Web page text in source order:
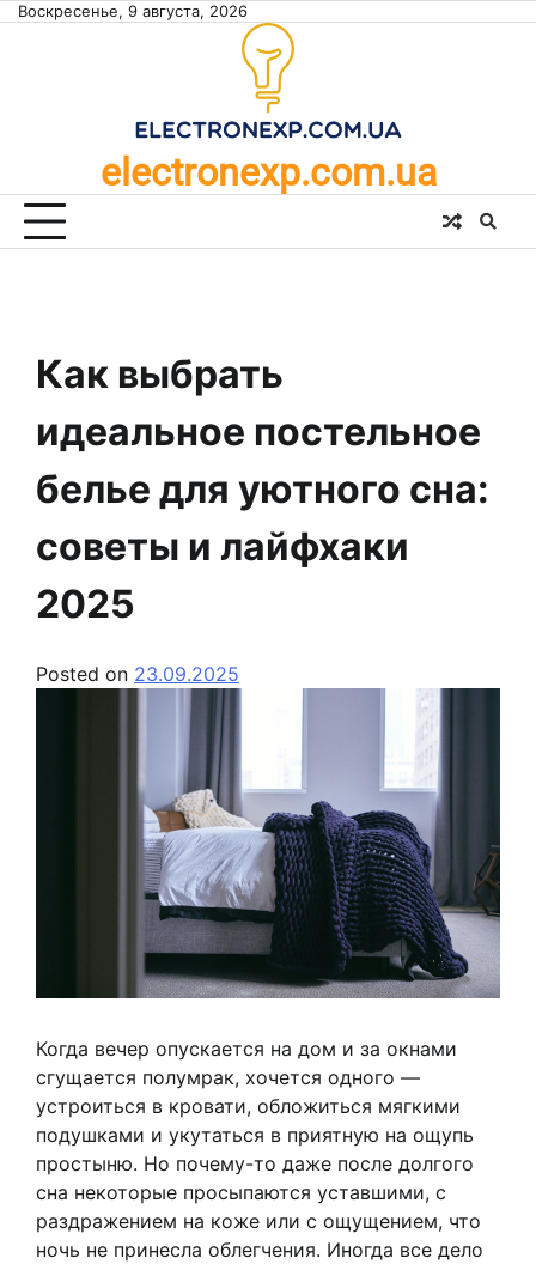
SkipВоскресенье, 9 августа, 2026
electronexp.com.ua
Как выбрать
идеальное постельное
белье для уютного сна:
советы и лайфхаки
2025
Posted on 23.09.2025
Когда вечер опускается на дом и за окнами
сгущается полумрак, хочется одного —
устроиться в кровати, обложиться мягкими
подушками и укутаться в приятную на ощупь
простыню. Но почему-то даже после долгого
сна некоторые просыпаются уставшими, с
раздражением на коже или с ощущением, что
ночь не принесла облегчения. Иногда все дело